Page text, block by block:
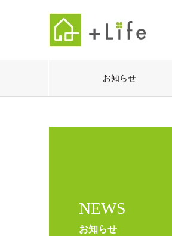
お知らせ
NEWS
お知らせ